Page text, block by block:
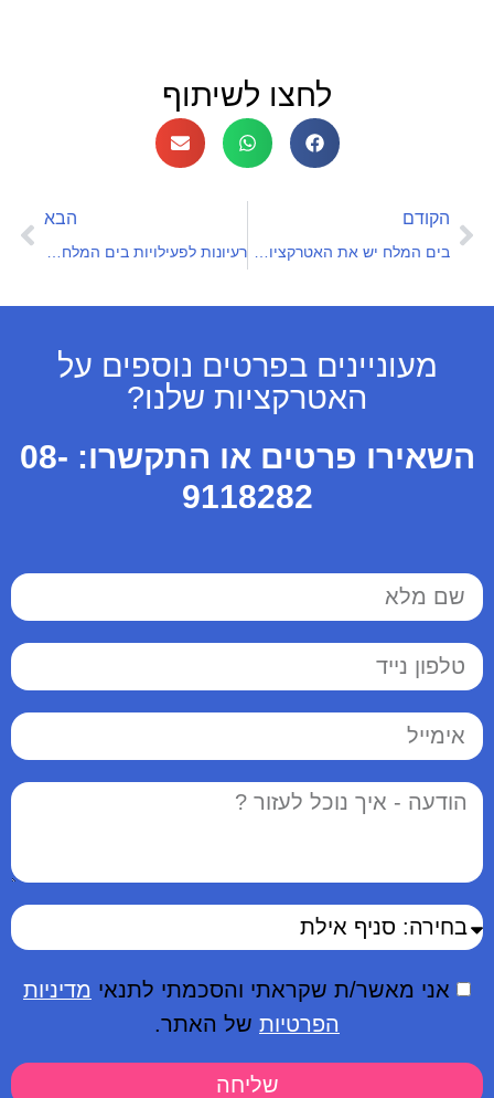
לחצו לשיתוף
הקודם
בים המלח יש את האטרקציות הכי שוות!
הבא
רעיונות לפעילויות בים המלח עם המשפחה
מעוניינים בפרטים נוספים על
האטרקציות שלנו?
השאירו פרטים או התקשרו: 08-
9118282
אני מאשר/ת שקראתי והסכמתי לתנאי מדיניות
הפרטיות של האתר.
שליחה